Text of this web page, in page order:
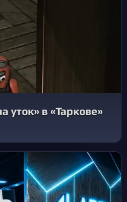
уток» в «Таркове»